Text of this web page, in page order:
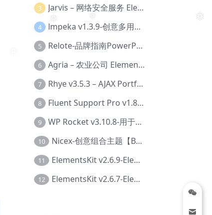
❅ ❅
3 Jarvis – 网络安全服务 Elementor 模板套件【Aa-0035】
4 lmpeka v1.3.9-创意多用途 WordPress 主题【Be-0064】
5 Relote-品牌指南PowerPoint模板【Dc-0076】
6 Agria – 农业公司 Elementor Pro 模板套件【Aa-0003】
7 Rhye v3.5.3 – AJAX Portfolio WordPress 主题【Bi-0049】
8 Fluent Support Pro v1.8.1 – WordPress 支持票务系统【Cc-0041】
9 WP Rocket v3.10.8-用于wordpress速度优化的缓存加速插件【Cd-0019】
10 Nicex-创意组合主题【Be-0092】
11 ElementsKit v2.6.9-Elementor插件【Ab-0161】
12 ElementsKit v2.6.7-Elementor插件【Ab-0162】